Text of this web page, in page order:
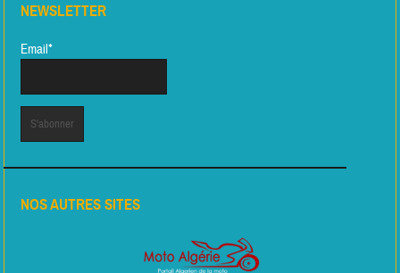
NEWSLETTER
Email*
NOS AUTRES SITES